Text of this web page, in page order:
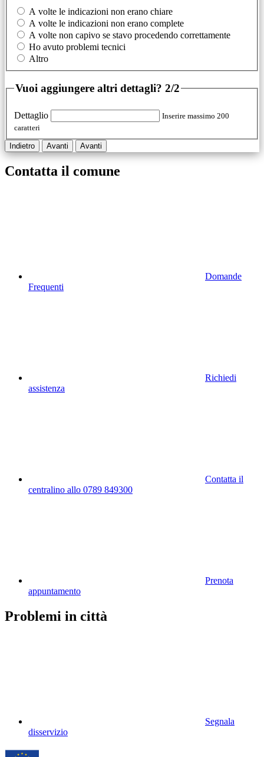
A volte le indicazioni non erano chiare
A volte le indicazioni non erano complete
A volte non capivo se stavo procedendo correttamente
Ho avuto problemi tecnici
Altro
Vuoi aggiungere altri dettagli? 2/2
Dettaglio
Inserire massimo 200
caratteri
Indietro Avanti Avanti
Contatta il comune
Domande
Frequenti
Richiedi
assistenza
Contatta il
centralino allo 0789 849300
Prenota
appuntamento
Problemi in città
Segnala
disservizio